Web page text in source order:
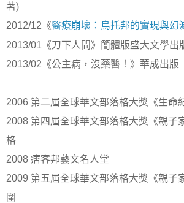
著)
2012/12 《醫療崩壞：烏托邦的實現與幻
2013/01 《刀下人間》簡體版盛大文學出
2013/02 《公主病，沒藥醫！》華成出版
2006 第二屆全球華文部落格大獎《生命
2008 第四屆全球華文部落格大獎《親子
格
2008 痞客邦藝文名人堂
2009 第五屆全球華文部落格大獎《親子
圍